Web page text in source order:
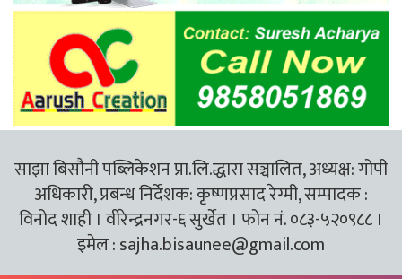
साझा बिसौनी पब्लिकेशन प्रा.लि.द्धारा सञ्चालित, अध्यक्ष: गोपी
अधिकारी, प्रबन्ध निर्देशक: कृष्णप्रसाद रेग्मी, सम्पादक :
विनोद शाही । वीरेन्द्रनगर-६ सुर्खेत । फोन नं. ०८३-५२०९८८ ।
इमेल :sajha.bisaunee@gmail.com